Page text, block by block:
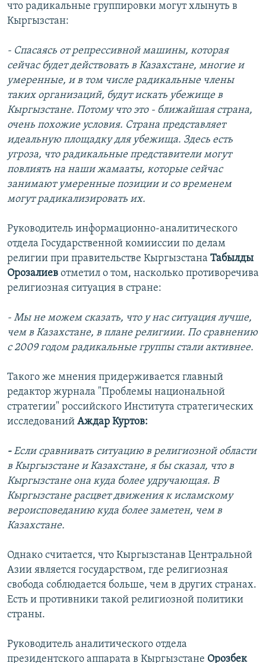
что радикальные группировки могут хлынуть в
Кыргызстан:
- Спасаясь от репрессивной машины, которая
сейчас будет действовать в Казахстане, многие и
умеренные, и в том числе радикальные члены
таких организаций, будут искать убежище в
Кыргызстане. Потому что это - ближайшая страна,
очень похожие условия. Страна представляет
идеальную площадку для убежища. Здесь есть
угроза, что радикальные представители могут
повлиять на наши жамааты, которые сейчас
занимают умеренные позиции и со временем
могут радикализировать их.
Руководитель информационно-аналитического
отдела Государственной комииссии по делам
религии при правительстве Кыргызстана Табылды
Орозалиев отметил о том, насколько противоречива
религиозная ситуация в стране:
- Мы не можем сказать, что у нас ситуация лучше,
чем в Казахстане, в плане религиии. По сравнению
с 2009 годом радикальные группы стали активнее.
Такого же мнения придерживается главный
редактор журнала "Проблемы национальной
стратегии" российского Института стратегических
исследований Аждар Куртов:
-Если сравнивать ситуацию в религиозной области
в Кыргызстане и Казахстане, я бы сказал, что в
Кыргызстане она куда более удручающая. В
Кыргызстане расцвет движения к исламскому
вероисповеданию куда более заметен, чем в
Казахстане.
Однако считается, что Кыргызстанав Центральной
Азии является государством, где религиозная
свобода соблюдается больше, чем в других странах.
Есть и противники такой религиозной политики
страны.
Руководитель аналитического отдела
президентского аппарата в Кыргызстане Орозбек